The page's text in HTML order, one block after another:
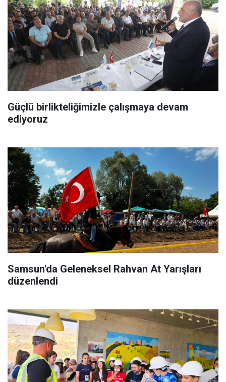
Güçlü birlikteliğimizle çalışmaya devam
ediyoruz
Samsun'da Geleneksel Rahvan At Yarışları
düzenlendi